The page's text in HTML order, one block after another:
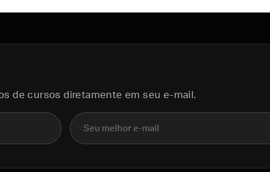
de cursos diretamente em seu e-mail.
E-mail